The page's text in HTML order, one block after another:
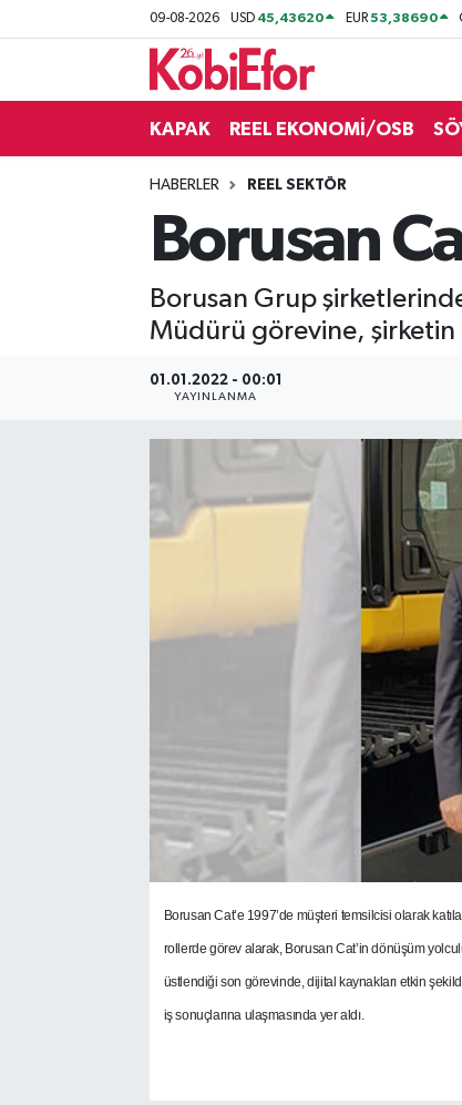
09-08-2026 USD 45,43620 EUR53,38690
KAPAK REEL EKONOMİ/OSB
HABERLER REEL SEKTÖR
Borusan
Borusan Grup
Müdürü görevine, şirketin
01.01.2022 - 00:01
YAYINLANMA
Borusan Cat’e 1997’de müşteri temsilcisi olarak
rollerde görev alarak, Borusan Cat’in dönüşüm
üstlendiği son görevinde, dijital kaynakları etkin
iş sonuçlarına ulaşmasında yer aldı.
BİLİŞİM PANO